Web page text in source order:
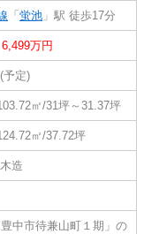
「 蛍池 」駅 徒歩17分
万円
予定)
㎡/31坪～31.37坪
㎡/37.72坪
造
豊中市待兼山町１期」の